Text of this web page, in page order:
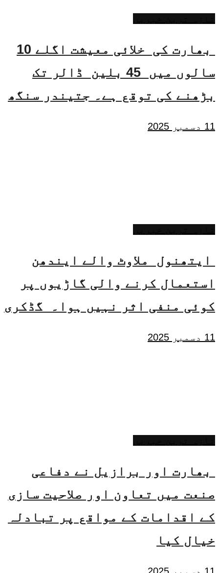
بھارت کی خلائی معیشت اگلے 10
سالوں میں 45 بلین ڈالر تک
بڑھنے کی توقع ہے۔ جتیندر سنگھ
11 دسمبر 2025
ایتھنول ملاوٹ والے ایندھن
استعمال کرنے والی گاڑیوں پر
کوئی منفی اثر نہیں ہوا۔ گڈکری
11 دسمبر 2025
بھارت اور برازیل نے دفاعی
صنعت میں تعاون اور صلاحیت سازی
کے اقدامات کے مواقع پر تبادلہ
خیال کیا